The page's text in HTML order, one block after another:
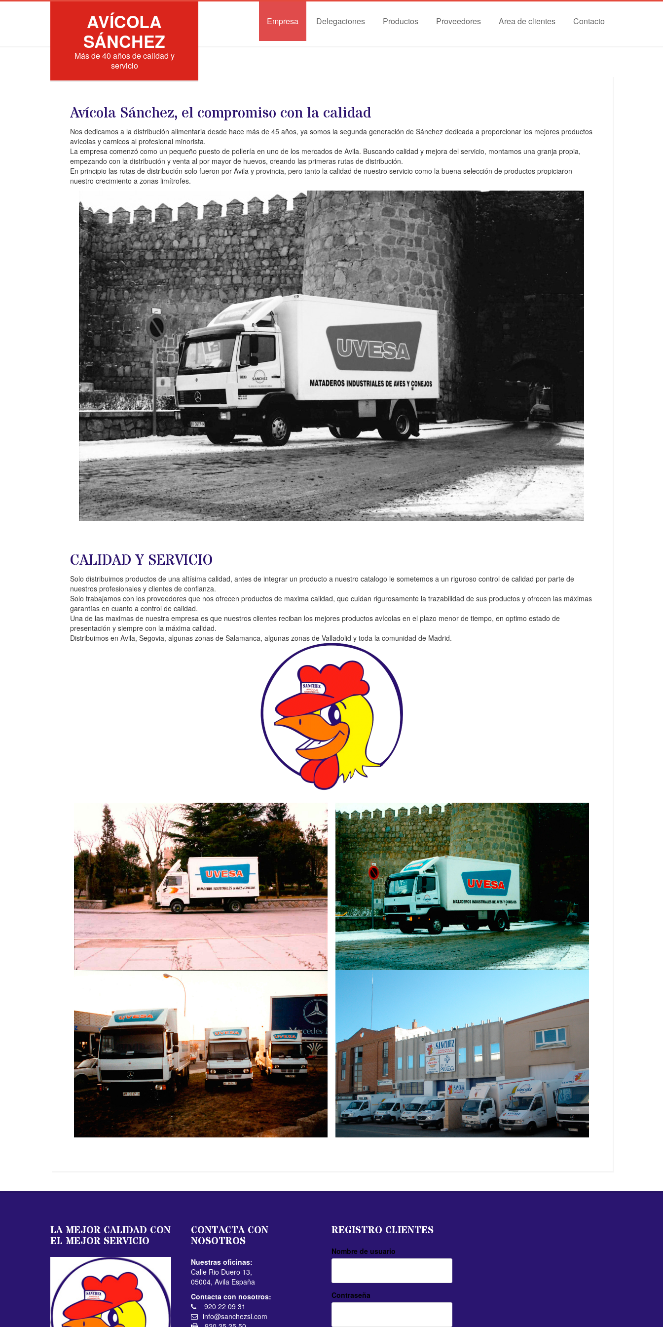
AVÍCOLA
SÁNCHEZ
Más de 40 años de calidad y
servicio
Empresa Delegaciones Productos Proveedores Area de clientes Contacto
Avícola Sánchez, el compromiso con la calidad
Nos dedicamos a la distribución alimentaria desde hace más de 45 años, ya somos la segunda generación de Sánchez dedicada a proporcionar los mejores productos
avícolas y carnicos al profesional minorista.
La empresa comenzó como un pequeño puesto de pollería en uno de los mercados de Avila. Buscando calidad y mejora del servicio, montamos una granja propia,
empezando con la distribución y venta al por mayor de huevos, creando las primeras rutas de distribución.
En principio las rutas de distribución solo fueron por Avila y provincia, pero tanto la calidad de nuestro servicio como la buena selección de productos propiciaron
nuestro crecimiento a zonas limítrofes.
CALIDAD Y SERVICIO
Solo distribuimos productos de una altísima calidad, antes de integrar un producto a nuestro catalogo le sometemos a un riguroso control de calidad por parte de
nuestros profesionales y clientes de confianza.
Solo trabajamos con los proveedores que nos ofrecen productos de maxima calidad, que cuidan rigurosamente la trazabilidad de sus productos y ofrecen las máximas
garantías en cuanto a control de calidad.
Una de las maximas de nuestra empresa es que nuestros clientes reciban los mejores productos avícolas en el plazo menor de tiempo, en optimo estado de
presentación y siempre con la máxima calidad.
Distribuimos en Avila, Segovia, algunas zonas de Salamanca, algunas zonas de Valladolid y toda la comunidad de Madrid.
LA MEJOR CALIDAD CON
EL MEJOR SERVICIO
CONTACTA CON
NOSOTROS
Nuestras oficinas:
Calle Rio Duero 13,
05004, Avila España
Contacta con nosotros:
920 22 09 31
info@sanchezsl.com
REGISTRO CLIENTES
Nombre de usuario
Contraseña